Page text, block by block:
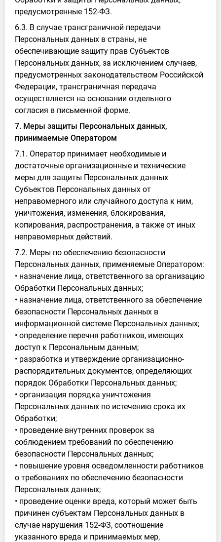
предусмотренные 152-ФЗ.
6.3. В случае трансграничной передачи
Персональных данных в страны, не
обеспечивающие защиту прав Субъектов
Персональных данных, за исключением случаев,
предусмотренных законодательством Российской
Федерации, трансграничная передача
осуществляется на основании отдельного
согласия в письменной форме.
7. Меры защиты Персональных данных,
принимаемые Оператором
7.1. Оператор принимает необходимые и
достаточные организационные и технические
меры для защиты Персональных данных
Субъектов Персональных данных от
неправомерного или случайного доступа к ним,
уничтожения, изменения, блокирования,
копирования, распространения, а также от иных
неправомерных действий.
7.2. Меры по обеспечению безопасности
Персональных данных, применяемые Оператором:
• назначение лица, ответственного за организацию
Обработки Персональных данных;
• назначение лица, ответственного за обеспечение
безопасности Персональных данных в
информационной системе Персональных данных;
• определение перечня работников, имеющих
доступ к Персональным данным;
• разработка и утверждение организационно-
распорядительных документов, определяющих
порядок Обработки Персональных данных;
• организация порядка уничтожения
Персональных данных по истечению срока их
Обработки;
• проведение внутренних проверок за
соблюдением требований по обеспечению
безопасности Персональных данных;
• повышение уровня осведомленности работников
о требованиях по обеспечению безопасности
Персональных данных;
• проведение оценки вреда, который может быть
причинен субъектам Персональных данных в
случае нарушения 152-ФЗ, соотношение
указанного вреда и принимаемых мер,